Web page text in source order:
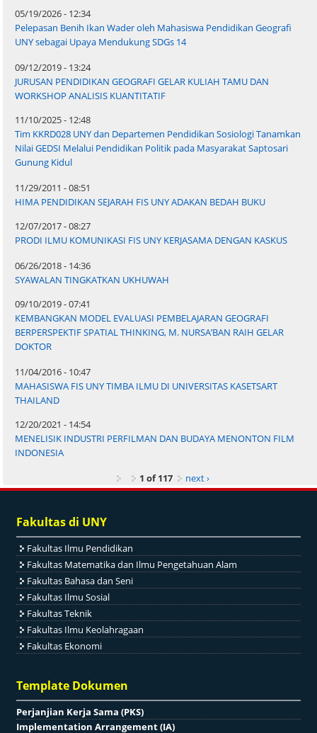
05/19/2026 - 12:34
Pelepasan Benih Ikan Wader oleh Mahasiswa Pendidikan Geografi
UNY sebagai Upaya Mendukung SDGs 14
09/12/2019 - 13:24
JURUSAN PENDIDIKAN GEOGRAFI GELAR KULIAH TAMU DAN
WORKSHOP ANALISIS KUANTITATIF
11/10/2025 - 12:48
Tim KKRD028 UNY dan Departemen Pendidikan Sosiologi Tanamkan
Nilai GEDSI Melalui Pendidikan Politik pada Masyarakat Saptosari
Gunung Kidul
11/29/2011 - 08:51
HIMA PENDIDIKAN SEJARAH FIS UNY ADAKAN BEDAH BUKU
12/07/2017 - 08:27
PRODI ILMU KOMUNIKASI FIS UNY KERJASAMA DENGAN KASKUS
06/26/2018 - 14:36
SYAWALAN TINGKATKAN UKHUWAH
09/10/2019 - 07:41
KEMBANGKAN MODEL EVALUASI PEMBELAJARAN GEOGRAFI
BERPERSPEKTIF SPATIAL THINKING, M. NURSA’BAN RAIH GELAR
DOKTOR
11/04/2016 - 10:47
MAHASISWA FIS UNY TIMBA ILMU DI UNIVERSITAS KASETSART
THAILAND
12/20/2021 - 14:54
MENELISIK INDUSTRI PERFILMAN DAN BUDAYA MENONTON FILM
INDONESIA
1 of 117
next ›
Fakultas di UNY
Fakultas Ilmu Pendidikan
Fakultas Matematika dan Ilmu Pengetahuan Alam
Fakultas Bahasa dan Seni
Fakultas Ilmu Sosial
Fakultas Teknik
Fakultas Ilmu Keolahragaan
Fakultas Ekonomi
Template Dokumen
Perjanjian Kerja Sama (PKS)
Implementation Arrangement (IA)